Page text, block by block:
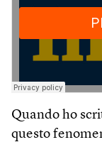
Quando ho
questo